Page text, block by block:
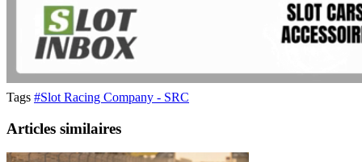
Tags #Slot Racing Company - SRC
Articles similaires